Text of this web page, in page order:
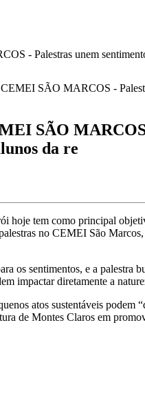
Palestras unem
SÃO MARCOS
da re
hoje tem como principal
no CEMEI São
os sentimentos, e a palestra
impactar diretamente a
atos sustentáveis
de Montes Claros em